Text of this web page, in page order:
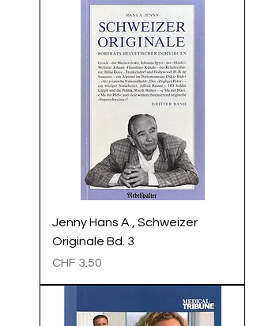
Jenny Hans A., Schweizer
Originale Bd. 3
Preis
CHF 3.50